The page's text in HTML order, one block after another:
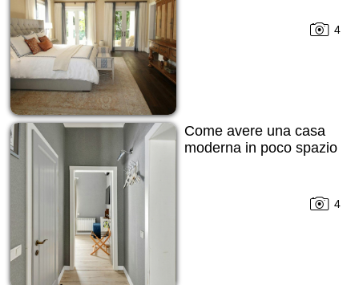
4
Come avere una casa
moderna in poco spazio
4